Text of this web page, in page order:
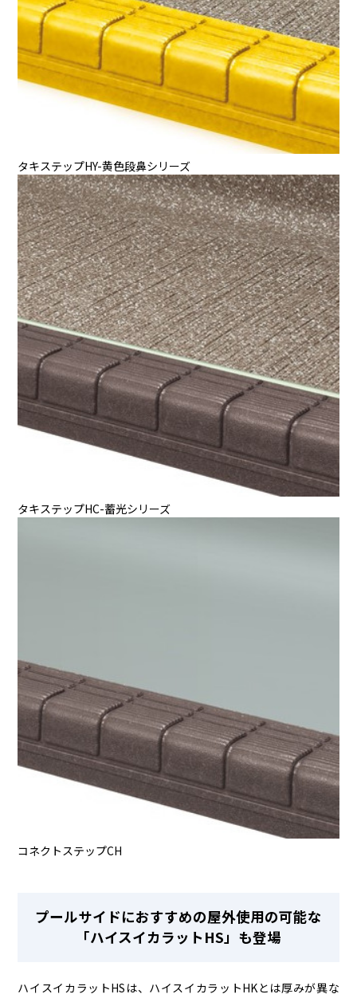
タキステップHY-黄色段鼻シリーズ
タキステップHC-蓄光シリーズ
コネクトステップCH
プールサイドにおすすめの屋外使用の可能な
「ハイスイカラットHS」も登場
ハイスイカラットHSは、ハイスイカラットHKとは厚みが異な